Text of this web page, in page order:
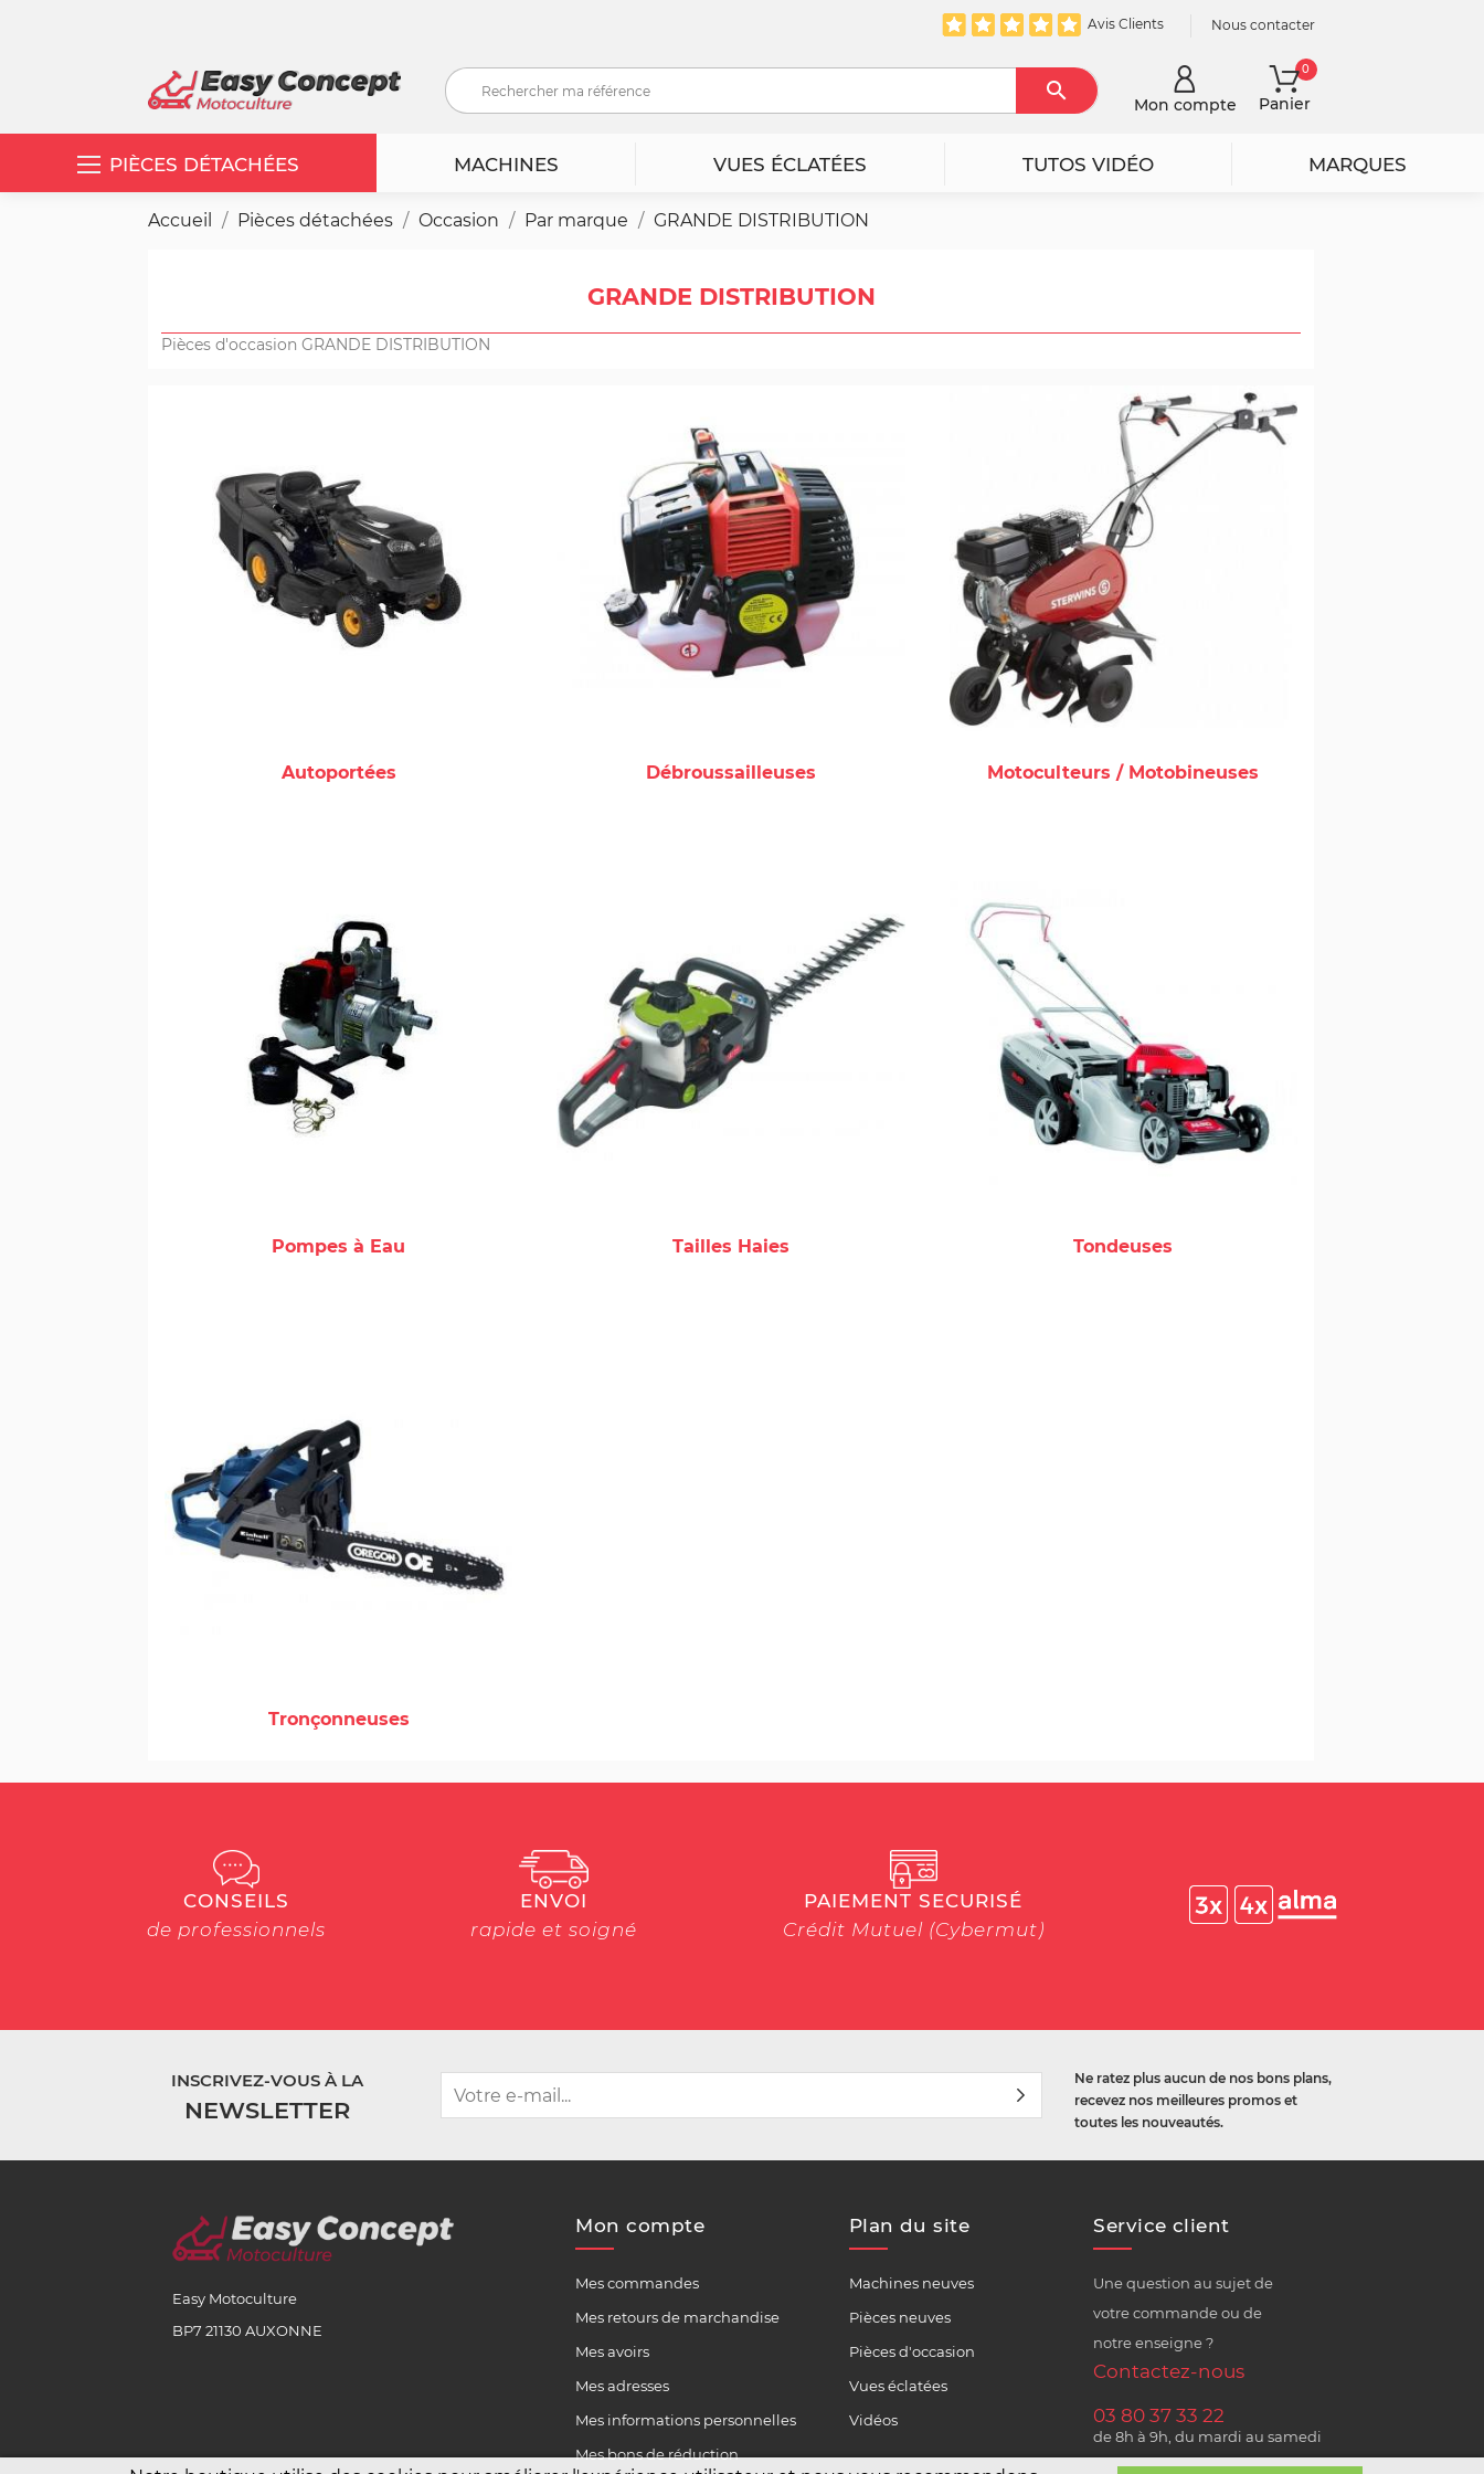
Avis Clients Nous contacter
RechercherMon compte Panier
0
PIÈCES DÉTACHÉES MACHINES VUES ÉCLATÉES TUTOS VIDÉO MARQUES
Accueil Pièces détachées Occasion Par marque GRANDE DISTRIBUTION
GRANDE DISTRIBUTION
Pièces d'occasion GRANDE DISTRIBUTION
Autoportées Débroussailleuses Motoculteurs / Motobineuses
Pompes à Eau Tailles Haies Tondeuses
Tronçonneuses
CONSEILS
de professionnels
ENVOI
rapide et soigné
PAIEMENT SECURISÉ
Crédit Mutuel (Cybermut)
INSCRIVEZ-VOUS À LA
NEWSLETTER
Ne ratez plus aucun de nos bons plans,
recevez nos meilleures promos et
toutes les nouveautés.
Easy Motoculture
BP7 21130 AUXONNE
Mon compte
Mes commandes
Mes retours de marchandise
Mes avoirs
Mes adresses
Mes informations personnelles
Mes bons de réduction
Plan du site
Machines neuves
Pièces neuves
Pièces d'occasion
Vues éclatées
Vidéos
Service client
Une question au sujet de
votre commande ou de
notre enseigne ?
Contactez-nous
03 80 37 33 22
de 8h à 9h, du mardi au samedi